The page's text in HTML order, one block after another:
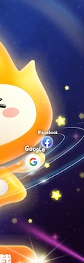
狂飙加速器
蚁加速器
速度器